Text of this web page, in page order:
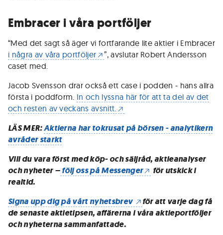
Embracer i våra portföljer
“Med det sagt så äger vi fortfarande lite aktier i Embracer
i några av våra portföljer
”, avslutar Robert Andersson
caset med.
Jacob Svensson drar också ett case i podden - hans allra
första i poddform. In och lyssna här för att ta del av det
och resten av veckans avsnitt.
LÄS MER:Aktierna har tokrusat på börsen - analytikern
avråder starkt
Vill du vara först med köp- och säljråd, aktieanalyser
och nyheter –följ oss på Messenger
för utskick i
realtid.
Signa upp dig på vårt nyhetsbrev
för att varje dag få
de senaste aktietipsen, affärerna i våra aktieportföljer
och nyheterna sammanfattade.